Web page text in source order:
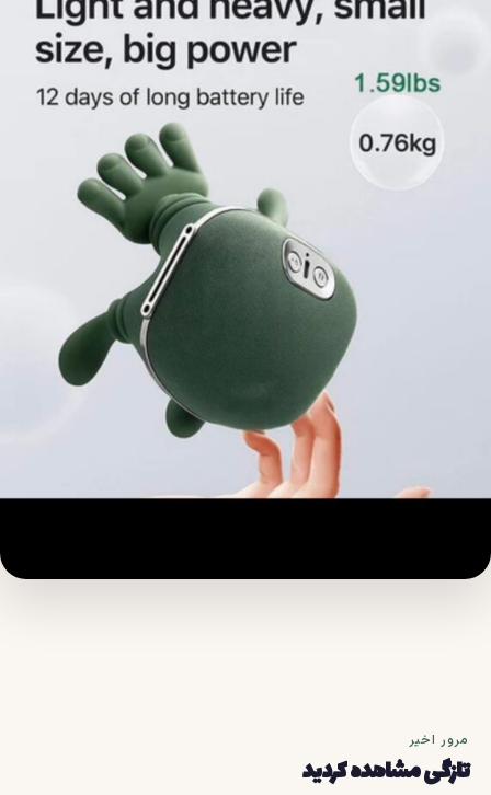
مرور اخیر
تازگی مشاهده کردید